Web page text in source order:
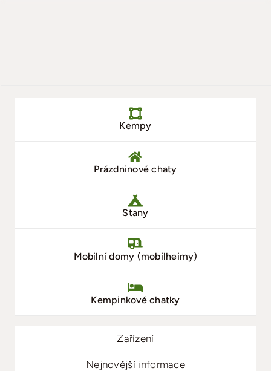
Kempy
Prázdninové chaty
Stany
Mobilní domy (mobilheimy)
Kempinkové chatky
Zařízení
Nejnovější informace